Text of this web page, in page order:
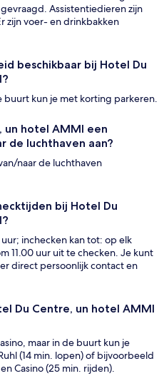
Assistentiedieren zijn
zijn voer- en drinkbakken
beschikbaar bij Hotel Du
buurt kun je met korting parkeren.
un hotel AMMI een
de luchthaven aan?
naar de luchthaven
bij Hotel Du
inchecken kan tot: op elk
11.00 uur uit te checken. Je kunt
direct persoonlijk contact en
Du Centre, un hotel AMMI
maar in de buurt kun je
(14 min. lopen) of bijvoorbeeld
Casino (25 min. rijden).